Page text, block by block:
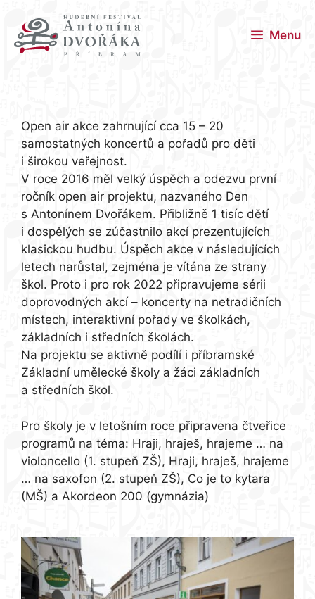
Menu
Open air akce zahrnující cca 15 – 20
samostatných koncertů a pořadů pro děti
i širokou veřejnost.
V roce 2016 měl velký úspěch a odezvu první
ročník open air projektu, nazvaného Den
s Antonínem Dvořákem. Přibližně 1 tisíc dětí
i dospělých se zúčastnilo akcí prezentujících
klasickou hudbu. Úspěch akce v následujících
letech narůstal, zejména je vítána ze strany
škol. Proto i pro rok 2022 připravujeme sérii
doprovodných akcí – koncerty na netradičních
místech, interaktivní pořady ve školkách,
základních i středních školách.
Na projektu se aktivně podílí i příbramské
Základní umělecké školy a žáci základních
a středních škol.
Pro školy je v letošním roce připravena čtveřice
programů na téma: Hraji, hraješ, hrajeme … na
violoncello (1. stupeň ZŠ), Hraji, hraješ, hrajeme
… na saxofon (2. stupeň ZŠ), Co je to kytara
(MŠ) a Akordeon 200 (gymnázia)